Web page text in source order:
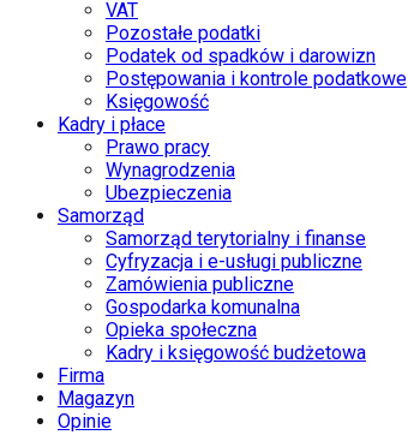
VAT
Pozostałe podatki
Podatek od spadków i darowizn
Postępowania i kontrole podatkowe
Księgowość
Kadry i płace
Prawo pracy
Wynagrodzenia
Ubezpieczenia
Samorząd
Samorząd terytorialny i finanse
Cyfryzacja i e-usługi publiczne
Zamówienia publiczne
Gospodarka komunalna
Opieka społeczna
Kadry i księgowość budżetowa
Firma
Magazyn
Opinie